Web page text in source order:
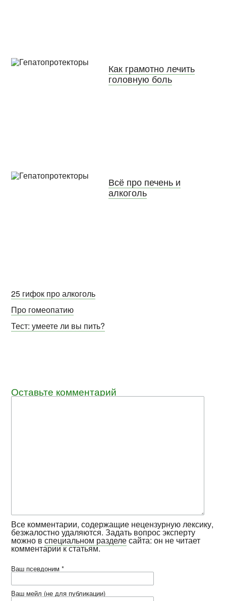
Как грамотно лечить
головную боль
Всё про печень и
алкоголь
25 гифок про алкоголь
Про гомеопатию
Тест: умеете ли вы пить?
Оставьте комментарий
Все комментарии, содержащие нецензурную лексику,
безжалостно удаляются. Задать вопрос эксперту
можно вспециальном разделесайта: он не читает
комментарии к статьям.
Ваш псевдоним *
Ваш мейл (не для публикации)